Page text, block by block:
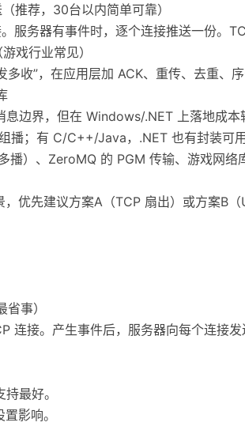
推荐，30台以内简单可靠）
服务器有事件时，逐个连接推送一份。
戏行业常见）
收”，在应用层加 ACK、重传、去重、序
边界，但在 Windows/.NET 上落地成本
播；有 C/C++/Java，.NET 也有封装可用
播）、ZeroMQ 的 PGM 传输、游戏网络
优先建议方案A（TCP 扇出）或方案B
事）
连接。产生事件后，服务器向每个连接
最好。
影响。